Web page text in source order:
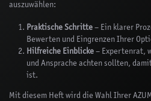
auszuwählen:
Praktische Schritte– Ein klarer
Bewerten und Eingrenzen Ihrer
Hilfreiche Einblicke– Expertenrat,
und Ansprache achten sollten,
ist.
Mit diesem Heft wird die Wahl Ihrer